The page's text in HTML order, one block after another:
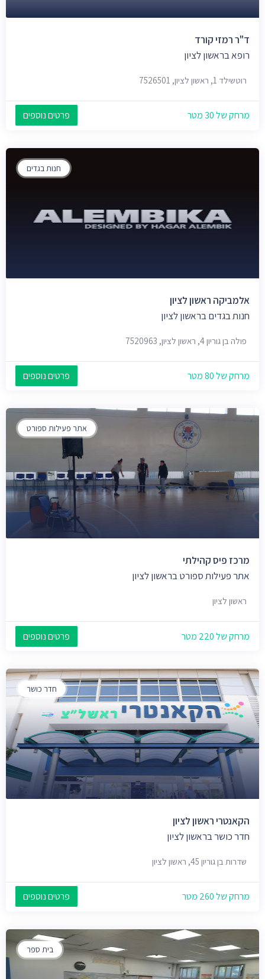
ד"ר רמזי קורד
רופא בראשון לציון
רוטשילד 1, ראשון לציון, 7526501
מרחק של 30 מטר פרטים נוספים
חנות בגדים
אלמביקה ראשון לציון
חנות בגדים בראשון לציון
פולה בן גוריון 4, ראשון לציון, 7520963
מרחק של 80 מטר פרטים נוספים
אתר פעילות ספורט
מרכז פיס קהילתי
אתר פעילות ספורט בראשון לציון
ראשון לציון
מרחק של 220 מטר פרטים נוספים
חדר כושר
הקאנטרי ראשון לציון
חדר כושר בראשון לציון
שדרות בן גוריון 45, ראשון לציון
מרחק של 260 מטר פרטים נוספים
בית ספר